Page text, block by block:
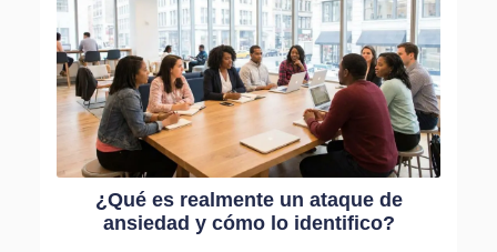
¿Qué es realmente un ataque de
ansiedad y cómo lo identifico?